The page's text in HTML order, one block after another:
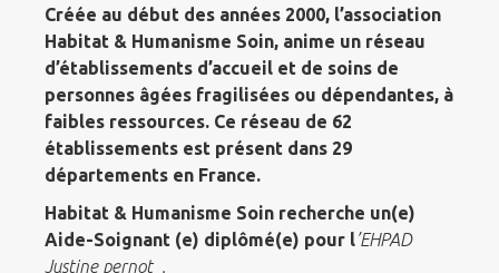
Créée au début des années 2000, l’association
Habitat & Humanisme Soin, anime un réseau
d’établissements d’accueil et de soins de
personnes âgées fragilisées ou dépendantes, à
faibles ressources. Ce réseau de 62
établissements est présent dans 29
départements en France.
Habitat & Humanisme Soin recherche un(e)
Aide-Soignant (e) diplômé(e) pour l’EHPAD
Justine pernot .